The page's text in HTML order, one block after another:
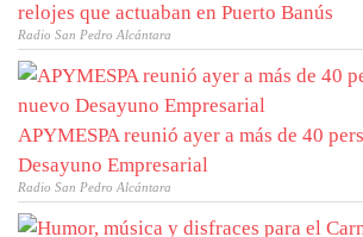
relojes que actuaban en Puerto Banús
Radio San Pedro Alcántara
APYMESPA reunió ayer a más de 40
Desayuno Empresarial
Radio San Pedro Alcántara